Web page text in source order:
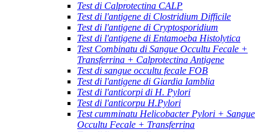
Test di Calprotectina CALP
Test di l'antigene di Clostridium Difficile
Test di l'antigene di Cryptosporidium
Test di l'antigene di Entamoeba Histolytica
Test Combinatu di Sangue Occultu Fecale +
Transferrina + Calprotectina Antigene
Test di sangue occultu fecale FOB
Test di l'antigene di Giardia Iamblia
Test di l'anticorpi di H. Pylori
Test di l'anticorpu H.Pylori
Test cumminatu Helicobacter Pylori + Sangue
Occultu Fecale + Transferrina